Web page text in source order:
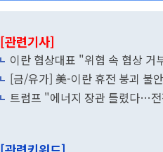
[관련기사]
이란 협상대표 "위협 속 협상
[금/유가] 美-이란 휴전 붕괴 불
트럼프 "에너지 장관 틀렸다…